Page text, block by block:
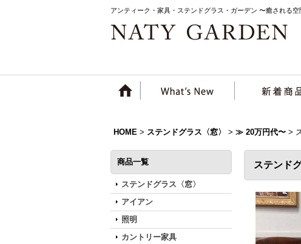
アンティーク・家具・ステンドグラス・ガーデン 〜癒される
HOME > ステンドグラス〈窓〉 > ≫ 20万円代〜 >
商品一覧
ステンドグラス〈窓〉
アイアン
照明
カントリー家具
ステンド